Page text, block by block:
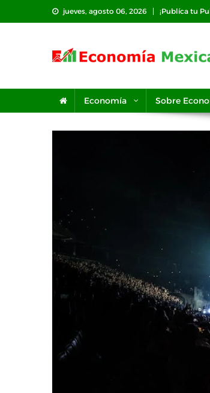
al
jueves, agosto 06, 2026 ¡Publíca tu
Economía Sobre